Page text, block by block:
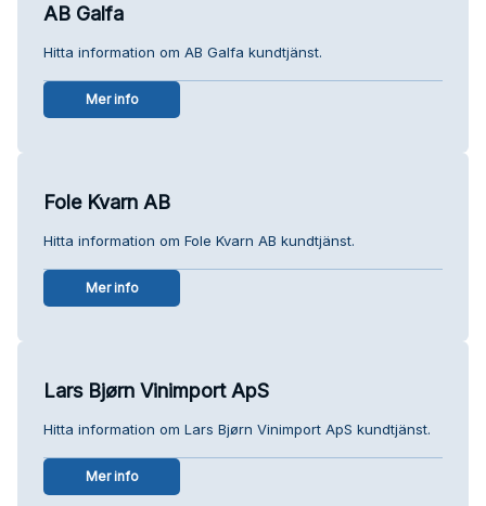
AB Galfa
Hitta information om AB Galfa kundtjänst.
Mer info
Fole Kvarn AB
Hitta information om Fole Kvarn AB kundtjänst.
Mer info
Lars Bjørn Vinimport ApS
Hitta information om Lars Bjørn Vinimport ApS kundtjänst.
Mer info